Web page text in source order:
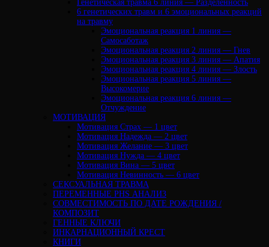
Генетическая травма 6 линия — Разделенность
6 генетических травм и 6 эмоциональных реакций
на травму
Эмоциональная реакция 1 линия —
Самосаботаж
Эмоциональная реакция 2 линия — Гнев
Эмоциональная реакция 3 линия — Апатия
Эмоциональная реакция 4 линия — Злость
Эмоциональная реакция 5 линия —
Высокомерие
Эмоциональная реакция 6 линия —
Отчуждение
МОТИВАЦИЯ
Мотивация Страх — 1 цвет
Мотивация Надежда — 2 цвет
Мотивация Желание — 3 цвет
Мотивация Нужда — 4 цвет
Мотивация Вина — 5 цвет
Мотивация Невинность — 6 цвет
СЕКСУАЛЬНАЯ ТРАВМА
ПЕРЕМЕННЫЕ PHS АНАЛИЗ
CОВМЕСТИМОСТЬ ПО ДАТЕ РОЖДЕНИЯ /
КОМПОЗИТ
ГЕННЫЕ КЛЮЧИ
ИНКАРНАЦИОННЫЙ КРЕСТ
КНИГИ